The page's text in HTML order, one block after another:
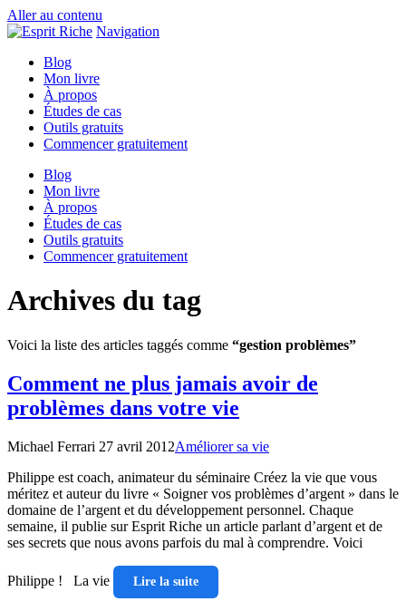
Aller au contenu
Navigation
Blog
Mon livre
À propos
Études de cas
Outils gratuits
Commencer gratuitement
Blog
Mon livre
À propos
Études de cas
Outils gratuits
Commencer gratuitement
Archives du tag
Voici la liste des articles taggés comme “gestion problèmes”
Comment ne plus jamais avoir de
problèmes dans votre vie
Michael Ferrari 27 avril 2012Améliorer sa vie
Philippe est coach, animateur du séminaire Créez la vie que vous
méritez et auteur du livre « Soigner vos problèmes d’argent » dans le
domaine de l’argent et du développement personnel. Chaque
semaine, il publie sur Esprit Riche un article parlant d’argent et de
ses secrets que nous avons parfois du mal à comprendre. Voici
Philippe ! La vie Lire la suite